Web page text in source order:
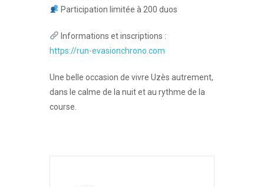
Participation limitée à 200 duos
Informations et inscriptions :
https://run-evasionchrono.com
Une belle occasion de vivre Uzès autrement,
dans le calme de la nuit et au rythme de la
course.